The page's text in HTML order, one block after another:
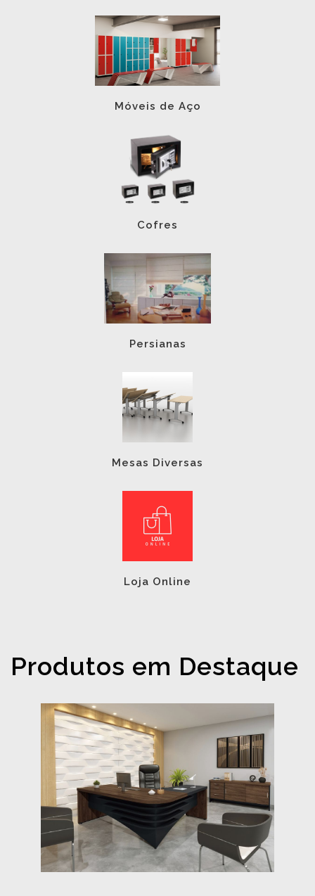
Móveis de Aço
Cofres
Persianas
Mesas Diversas
Loja Online
Produtos em Destaque